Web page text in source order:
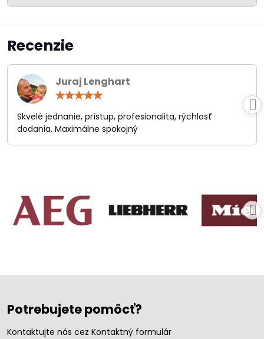
Recenzie
Juraj Lenghart
/
5
Skvelé jednanie, prístup, profesionalita, rýchlosť
dodania. Maximálne spokojný
Potrebujete pomôcť?
Kontaktujte nás cez Kontaktný formulár